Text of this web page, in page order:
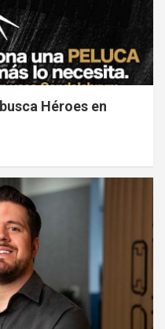
Héroes en